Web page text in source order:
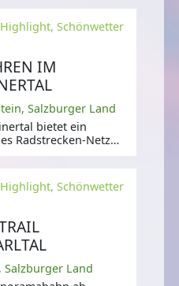
Schönwetter
IM
Salzburger Land
bietet ein
Radstrecken-Netz
Schönwetter
Salzburger Land